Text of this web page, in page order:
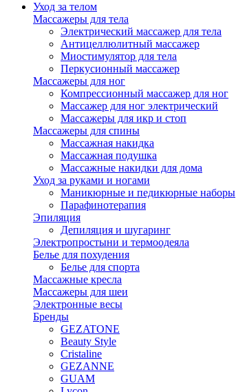
Уход за телом
Массажеры для тела
Электрический массажер для тела
Антицеллюлитный массажер
Миостимулятор для тела
Перкусионный массажер
Массажеры для ног
Компрессионный массажер для ног
Массажер для ног электрический
Массажеры для икр и стоп
Массажеры для спины
Массажная накидка
Массажная подушка
Массажные накидки для дома
Уход за руками и ногами
Маникюрные и педикюрные наборы
Парафинотерапия
Эпиляция
Депиляция и шугаринг
Электропростыни и термоодеяла
Белье для похудения
Белье для спорта
Массажные кресла
Массажеры для шеи
Электронные весы
Бренды
GEZATONE
Beauty Style
Cristaline
GEZANNE
GUAM